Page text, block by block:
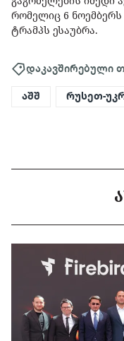
რომელიც 6
ტრამპს ესაუბრა.
დაკავშირებული
აშშ რუსეთ-